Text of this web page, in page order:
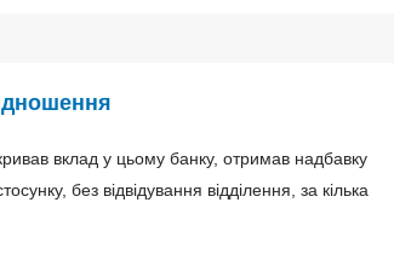
вклад у цьому банку, отримав надбавку
без відвідування відділення, за кілька